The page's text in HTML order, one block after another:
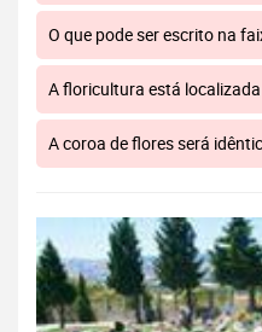
O que pode ser escrito na
A floricultura está
A coroa de flores será